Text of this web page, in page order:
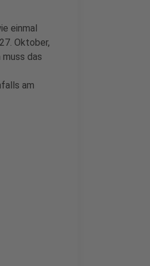
einmal
Oktober,
das
am